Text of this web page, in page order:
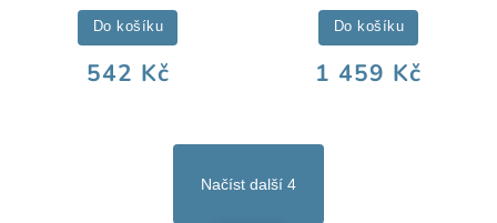
542 Kč
Do košíku
1 459 Kč
Do košíku
Načíst další 4